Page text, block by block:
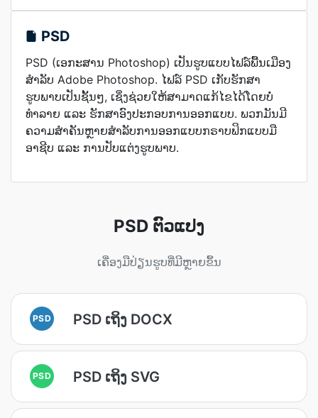
PSD
PSD (ເອກະສານ Photoshop) ເປັນຮູບແບບໄຟລ໌ພື້ນເມືອງ
ສຳລັບ Adobe Photoshop. ໄຟລ໌ PSD ເກັບຮັກສາ
ຮູບພາບເປັນຊັ້ນໆ, ເຊິ່ງຊ່ວຍໃຫ້ສາມາດແກ້ໄຂໄດ້ໂດຍບໍ່
ທຳລາຍ ແລະ ຮັກສາອົງປະກອບການອອກແບບ. ພວກມັນມີ
ຄວາມສຳຄັນຫຼາຍສຳລັບການອອກແບບກຣາບຟິກແບບມື
ອາຊີບ ແລະ ການປັບແຕ່ງຮູບພາບ.
PSD ຕົວແປງ
ເຄື່ອງມື​ປ່ຽນຮູບ​ທີ່​ມີ​ຫຼາຍ​ຂຶ້ນ
PSD PSD ເຖິງ DOCX
PSD PSD ເຖິງ SVG